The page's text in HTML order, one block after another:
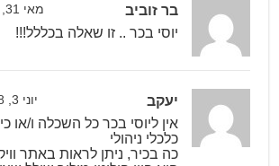
בר זוביב מאי 31, 2018 at 6:02 pm
יוסי בכר .. זו שאלה בכללל!!!
יעקב יוני 3, 2018 at 11:33 am
אין ליוסי בכר כל השכלה ו/או
כלכלי ניהולי
כה בכיר, ניתן לראות באתר